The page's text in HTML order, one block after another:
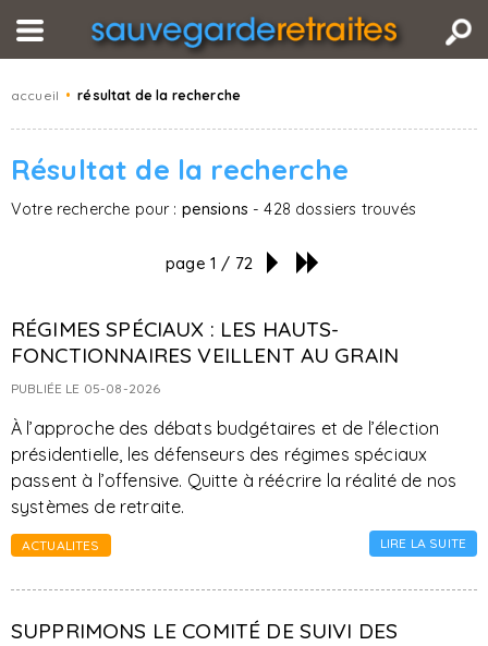
accueil • résultat de la recherche
Résultat de la recherche
Votre recherche pour : pensions - 428 dossiers trouvés
page 1 / 72
RÉGIMES SPÉCIAUX : LES HAUTS-
FONCTIONNAIRES VEILLENT AU GRAIN
PUBLIÉE LE 05-08-2026
À l’approche des débats budgétaires et de l’élection
présidentielle, les défenseurs des régimes spéciaux
passent à l’offensive. Quitte à réécrire la réalité de nos
systèmes de retraite.
ACTUALITES LIRE LA SUITE
SUPPRIMONS LE COMITÉ DE SUIVI DES